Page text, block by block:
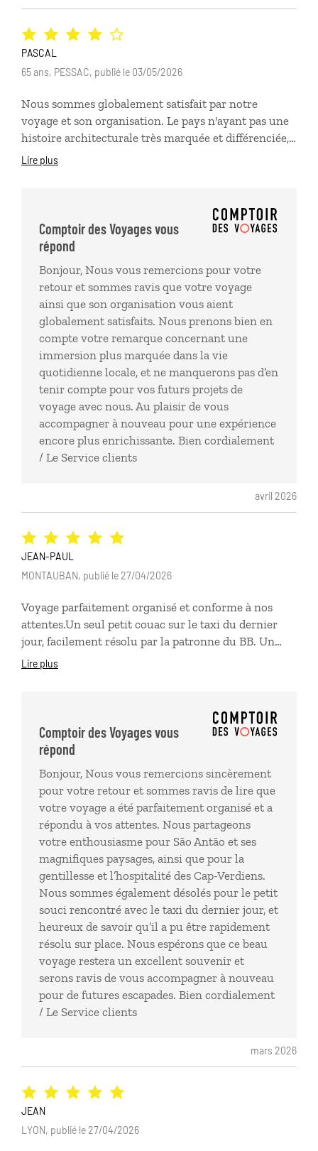
Mention spéciale pour la visite du quartier Ribeira
Bote à Mindelo. Nos chauffeurs pour les excursions
ont été absolument charmants et parlaient vraiment
seulement quelques notions, ce qui a permis des
conversations très intéressantes. Les logements
étaient tous bien situés et confortables.
Nous sommes globalement satisfait par notre
voyage et son organisation. Le pays n'ayant pas une
histoire architecturale très marquée et différenciée,
nous aurions, après coup, préféré qu'il soit plus
Lire plus
avril 2026
PASCAL
65 ans, PESSAC, publié le 03/05/2026
Comptoir des Voyages vous
répond
Bonjour, Nous vous remercions pour votre
retour et sommes ravis que votre voyage
ainsi que son organisation vous aient
globalement satisfaits. Nous prenons bien en
compte votre remarque concernant une
immersion plus marquée dans la vie
quotidienne locale, et ne manquerons pas d’en
tenir compte pour vos futurs projets de
voyage avec nous. Au plaisir de vous
accompagner à nouveau pour une expérience
encore plus enrichissante. Bien cordialement
/ Le Service clients
Voyage parfaitement organisé et conforme à nos
attentes.Un seul petit couac sur le taxi du dernier
jour, facilement résolu par la patronne du BB. Un
très beau "petit pays" - Santa Antao surtout et ses
Lire plus
mars 2026
JEAN-PAUL
MONTAUBAN, publié le 27/04/2026
Comptoir des Voyages vous
répond
Bonjour, Nous vous remercions sincèrement
pour votre retour et sommes ravis de lire que
votre voyage a été parfaitement organisé et a
répondu à vos attentes. Nous partageons
votre enthousiasme pour São Antão et ses
magnifiques paysages, ainsi que pour la
gentillesse et l’hospitalité des Cap-Verdiens.
Nous sommes également désolés pour le petit
souci rencontré avec le taxi du dernier jour, et
heureux de savoir qu’il a pu être rapidement
résolu sur place. Nous espérons que ce beau
voyage restera un excellent souvenir et
serons ravis de vous accompagner à nouveau
pour de futures escapades. Bien cordialement
/ Le Service clients
JEAN
LYON, publié le 27/04/2026